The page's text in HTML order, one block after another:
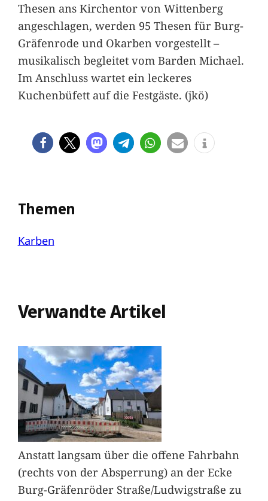
Thesen ans Kirchentor von Wittenberg
angeschlagen, werden 95 Thesen für Burg-
Gräfenrode und Okarben vorgestellt –
musikalisch begleitet vom Barden Michael.
Im Anschluss wartet ein leckeres
Kuchenbüfett auf die Festgäste. (jkö)
Themen
Karben
Verwandte Artikel
Anstatt langsam über die offene Fahrbahn
(rechts von der Absperrung) an der Ecke
Burg-Gräfenröder Straße/Ludwigstraße zu